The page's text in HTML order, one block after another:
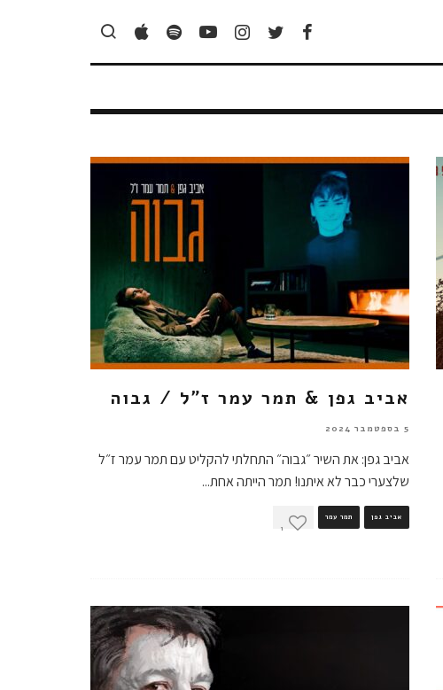
אביב גפן & תמר עמר ז"ל / גבוה
5 בספטמבר 2024
אביב גפן: את השיר ״גבוה״ התחלתי להקליט עם תמר עמר ז״ל
שלצערי כבר לא איתנו! תמר הייתה אחת...
אביב גפן תמר עמר
1